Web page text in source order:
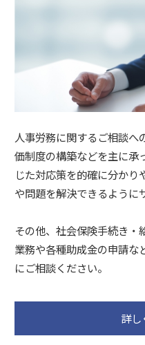
人事労務に関するご相談へ
価制度の構築などを主に承
じた対応策を的確に分か
や問題を解決できるように
その他、社会保険手続き・
業務や各種助成金の申請な
にご相談ください。
詳し